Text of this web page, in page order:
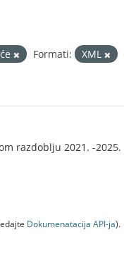
Formati: XML
razdoblju 2021. -2025.
Dokumenаtаcijа API-jа).